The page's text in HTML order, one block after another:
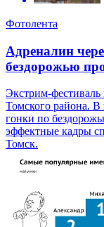
Фотолента
Адреналин
бездорожью
Экстрим-фестиваль
Томского района. В
гонки по
эффектные кадры
Томск.